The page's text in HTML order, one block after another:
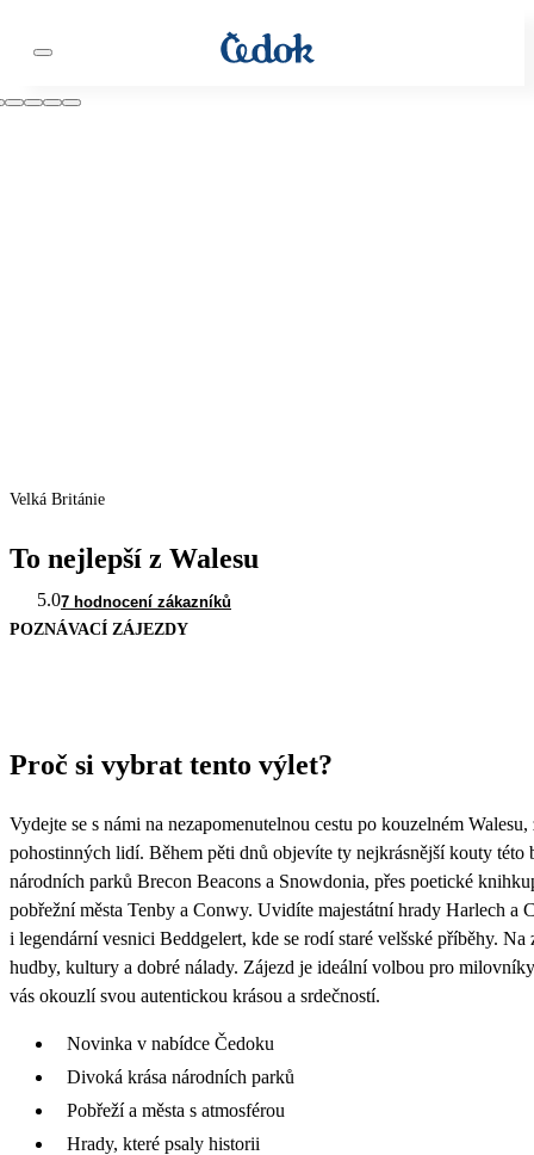
Velká Británie
To nejlepší z Walesu
5.07 hodnocení zákazníků
POZNÁVACÍ ZÁJEZDY
Proč si vybrat tento výlet?
Vydejte se s námi na nezapomenutelnou cestu po kouzelném
pohostinných lidí. Během pěti dnů objevíte ty nejkrásnější kouty
národních parků Brecon Beacons a Snowdonia, přes poetické
pobřežní města Tenby a Conwy. Uvidíte majestátní hrady Harlech a
i legendární vesnici Beddgelert, kde se rodí staré velšské příběhy.
hudby, kultury a dobré nálady. Zájezd je ideální volbou pro
vás okouzlí svou autentickou krásou a srdečností.
Novinka v nabídce Čedoku
Divoká krása národních parků
Pobřeží a města s atmosférou
Hrady, které psaly historii